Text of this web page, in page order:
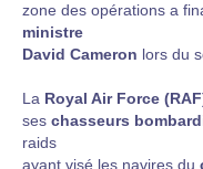
zone des opérations a
ministre
David Cameron lors du
La Royal Air Force
ses chasseurs
raids
ayant visé les navires du